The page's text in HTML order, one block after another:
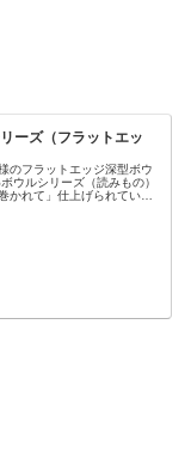
ーズ（フラットエッ
のフラットエッジ深型ボウ
ウルシリーズ（読みもの）
かれて」仕上げられている